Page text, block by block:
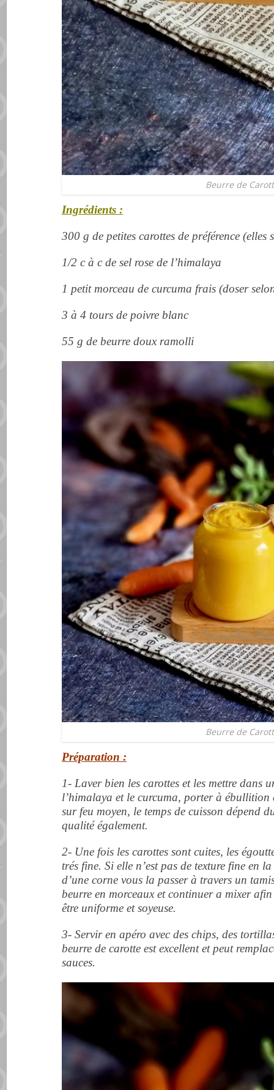
Beurre de
Ingrédients :
300 g de petites carottes de préférence (elles
1/2 c à c de sel rose de l’himalaya
1 petit morceau de curcuma frais (doser
3 à 4 tours de poivre blanc
55 g de beurre doux ramolli
Beurre de
Préparation :
1- Laver bien les carottes et les mettre dans
l’himalaya et le curcuma, porter à ébullition
sur feu moyen, le temps de cuisson dépend
qualité également.
2- Une fois les carottes sont cuites, les
trés fine. Si elle n’est pas de texture fine en
d’une corne vous la passer à travers un
beurre en morceaux et continuer a mixer
être uniforme et soyeuse.
3- Servir en apéro avec des chips, des
beurre de carotte est excellent et peut
sauces.